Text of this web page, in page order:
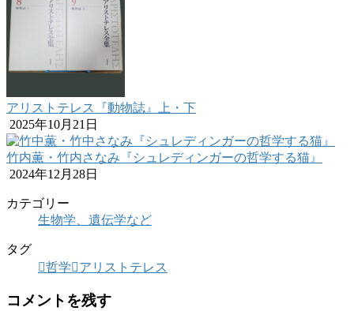
アリストテレス『動物誌』上・下
2025年10月21日
竹内薫・竹内さなみ『シュレディンガーの哲学する猫』
2024年12月28日
カテゴリー
生物学、遺伝学など
タグ
哲学
アリストテレス
コメントを残す